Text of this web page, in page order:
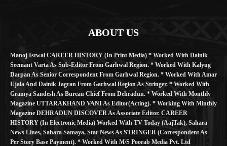
ABOUT US
Manoj Istwal CAREER HISTORY (in Print Media) * Worked With Dainik
Seemant Varta As Sub-Editor From Garhwal Region. * Worked With Kalyug
Darpan As Senior Correspondent From Garhwal Region. * Worked With Amar
Ujala And Dainik Jagran From Garhwal Region As Stringer. * Worked With
Gramya Sandesh As Bureau Chief From Dehradun. * Worked With Monthly
Magazine UTTARAKHAND VANI As Editor(Acting). * Working With Minthly
Magazine DEHRADUN DISCOVER As Associate Editor. CAREER
HISTORY (in Electronic Media) Worked With TV Today (AajTak), Sahara
News Lines, Sahara Samaya, Star News As STRINGER (Correspondent As
Per Story Base Payment). * Worked With M/S Poorab Media Pvt. Ltd